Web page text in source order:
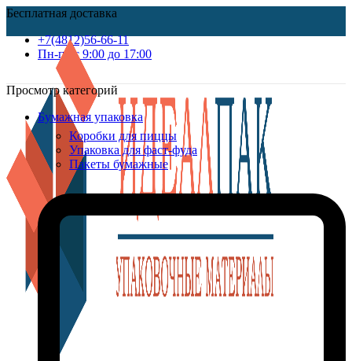
Бесплатная доставка
+7(4812)56-66-11
Пн-пт c 9:00 до 17:00
Просмотр категорий
Бумажная упаковка
Коробки для пиццы
Упаковка для фаст-фуда
Пакеты бумажные